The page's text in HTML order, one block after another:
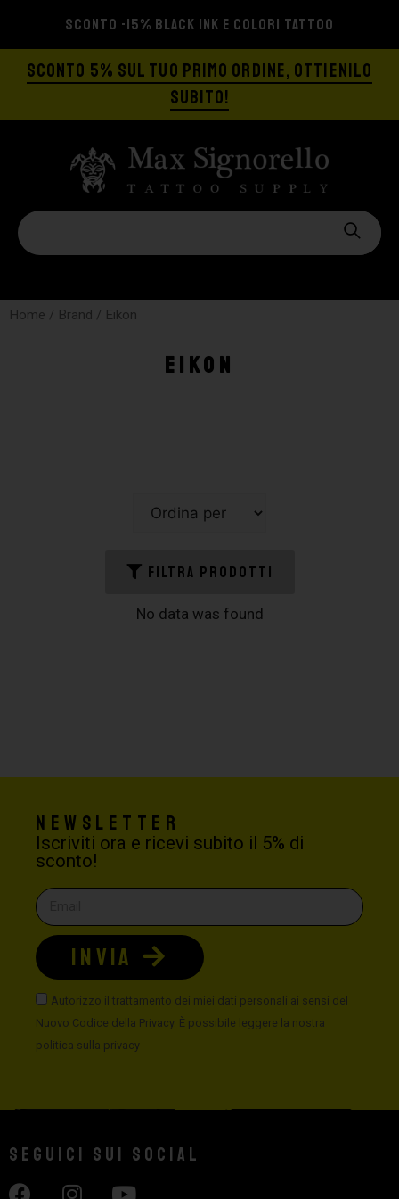
SCONTO -15% BLACK INK E COLORI TATTOO
SCONTO 5% SUL TUO PRIMO ORDINE, OTTIENILO
SUBITO!
Home / Brand / Eikon
Eikon
FILTRA PRODOTTI
No data was found
Newsletter
Iscriviti ora e ricevi subito il 5% di
sconto!
Autorizzo il trattamento dei miei dati personali ai sensi del
Nuovo Codice della Privacy. È possibile leggere la nostra
politica sulla privacy
INVIA
Seguici sui social